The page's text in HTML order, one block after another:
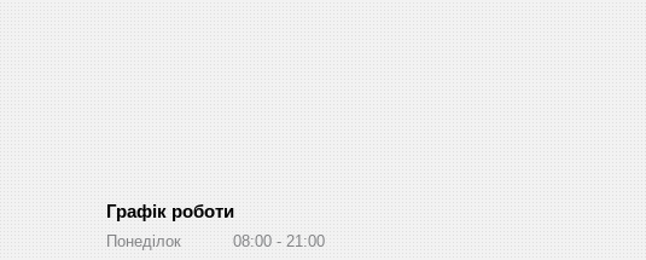
Графік роботи
Понеділок 08:00 21:00